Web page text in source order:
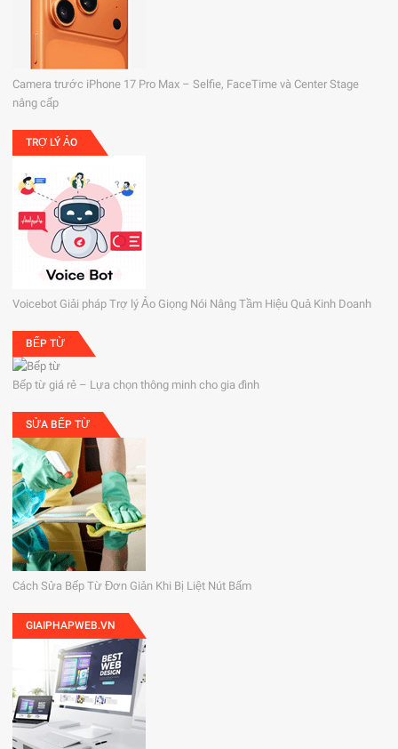
Camera trước iPhone 17 Pro Max – Selfie, FaceTime và Center Stage
nâng cấp
TRỢ LÝ ẢO
Voicebot Giải pháp Trợ lý Ảo Giọng Nói Nâng Tầm Hiệu Quả Kinh Doanh
BẾP TỪ
Bếp từ giá rẻ – Lựa chọn thông minh cho gia đình
SỬA BẾP TỪ
Cách Sửa Bếp Từ Đơn Giản Khi Bị Liệt Nút Bấm
GIAIPHAPWEB.VN